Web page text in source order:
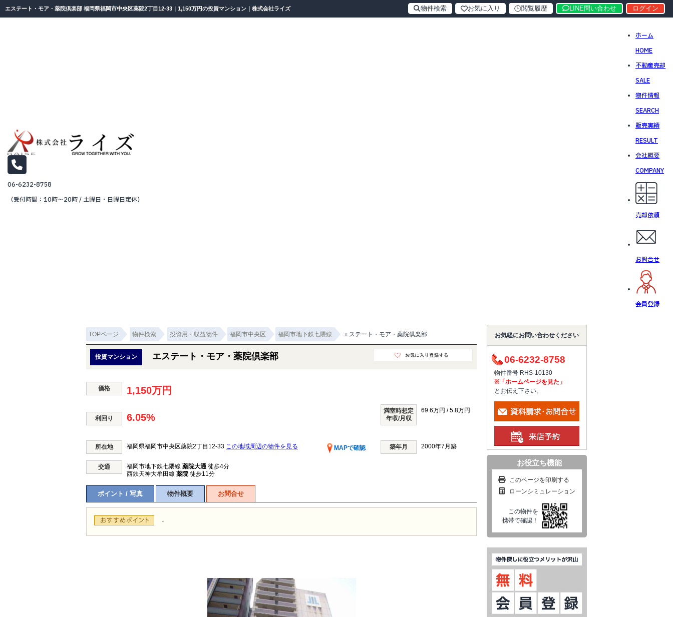
エステート・モア・薬院倶楽部 福岡県福岡市中央区薬院2丁目12-33｜1,150万円の投資マンション｜株式会社ライズ
06-6232-8758
（受付時間：10時～20時 / 土曜日・日曜日定休）
ホーム
HOME
不動産売却
SALE
物件情報
SEARCH
販売実績
RESULT
会社概要
COMPANY
売却依頼
お問合せ
会員登録
TOPページ 物件検索 投資用・収益物件 福岡市中央区 福岡市地下鉄七隈線 エステート・モア・薬院倶楽部
投資マンション エステート・モア・薬院倶楽部
価格 1,150万円
利回り 6.05%
満室時想定
年収/月収
69.6万円 / 5.8万円
所在地 福岡県福岡市中央区薬院2丁目12-33 MAPで確認
この地域周辺の物件を見る 築年月 2000年7月築
交通 福岡市地下鉄七隈線 薬院大通 徒歩4分
西鉄天神大牟田線 薬院 徒歩11分
ポイント / 写真 物件概要 お問合せ
-
お気軽にお問い合わせください
06-6232-8758
物件番号 RHS-10130
※「ホームページを見た」
とお伝え下さい。
お役立ち機能
このページを印刷する
ローンシミュレーション
この物件を
携帯で確認！
物件検索 お気に入り 閲覧履歴 LINE問い合わせ ログイン